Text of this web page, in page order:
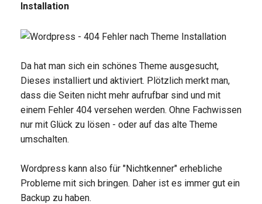
Installation
Da hat man sich ein schönes Theme ausgesucht,
Dieses installiert und aktiviert. Plötzlich merkt man,
dass die Seiten nicht mehr aufrufbar sind und mit
einem Fehler 404 versehen werden. Ohne Fachwissen
nur mit Glück zu lösen - oder auf das alte Theme
umschalten.
Wordpress kann also für "Nichtkenner" erhebliche
Probleme mit sich bringen. Daher ist es immer gut ein
Backup zu haben.